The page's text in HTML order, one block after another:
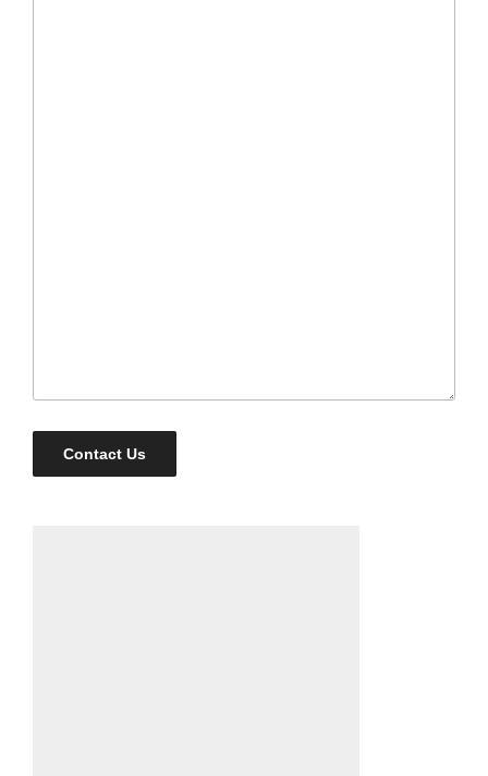
Contact Us